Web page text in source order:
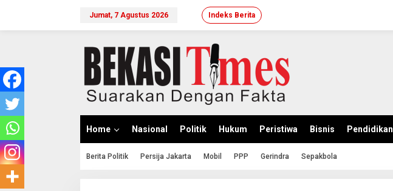
Jumat, 7 Agustus 2026 Indeks Berita
Home Nasional Politik Hukum Peristiwa Bisnis Pendidikan
Berita Politik Persija Jakarta Mobil PPP Gerindra Sepakbola